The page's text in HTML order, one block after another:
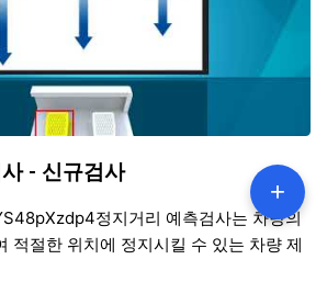
- 신규검사
정지거리 예측검사는 차량의
적절한 위치에 정지시킬 수 있는 차량 제
+